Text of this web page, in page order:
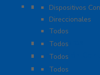
Paneles de
Dispositivos
Direccionales
Todos
Probadores
Todos
Protección
Todos
Cables
Todos